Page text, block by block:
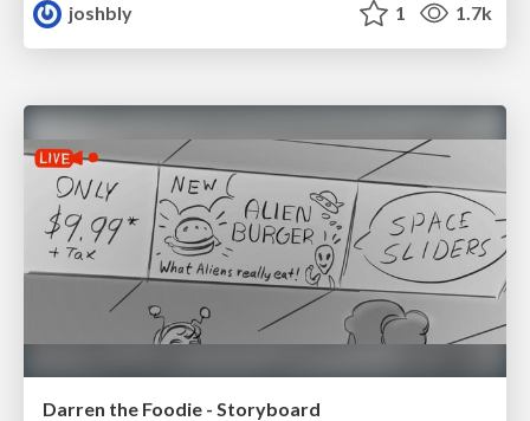
joshbly
1 1.7k
Darren the Foodie - Storyboard